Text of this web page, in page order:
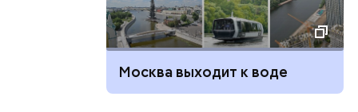
Москва выходит к воде